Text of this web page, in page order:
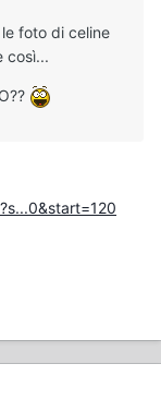
foto di celine
così...